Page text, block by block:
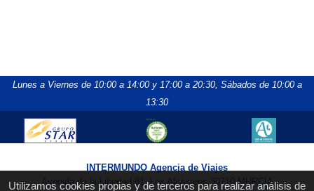
Utilizamos cookies propias y de terceros para realizar análisis de
Lunes a Viernes de 10:00 a 14:00 y 17:00 a 20:30, Sábados de 10:00 a
13:30
INTERMUNDO Agencia de Viajes
Avenida de la Libertad 81, Los Alcázares 30710 MURCIA